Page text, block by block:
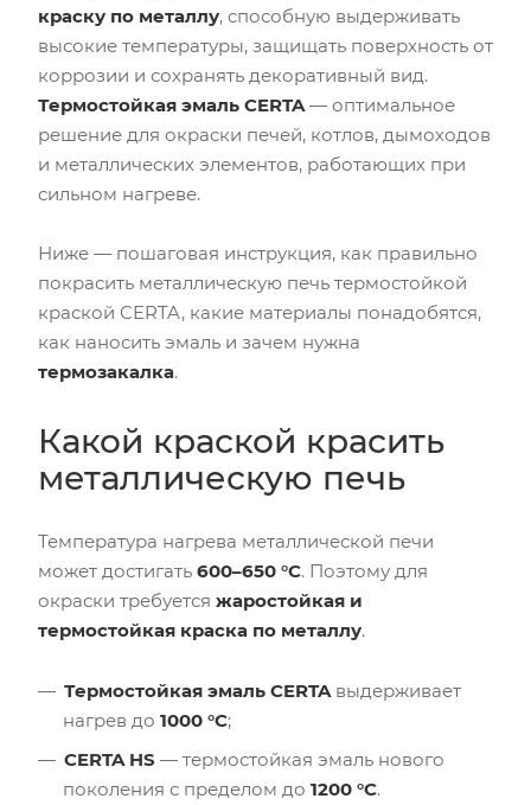
краску по металлу, способную выдерживать
высокие температуры, защищать поверхность от
коррозии и сохранять декоративный вид.
Термостойкая эмаль CERTA— оптимальное
решение для окраски печей, котлов, дымоходов
и металлических элементов, работающих при
сильном нагреве.
Ниже — пошаговая инструкция, как правильно
покрасить металлическую печь термостойкой
краской CERTA, какие материалы понадобятся,
как наносить эмаль и зачем нужна
термозакалка.
Какой краской красить
металлическую печь
Температура нагрева металлической печи
может достигать 600–650 °C. Поэтому для
окраски требуется жаростойкая и
термостойкая краска по металлу.
Термостойкая эмаль CERTAвыдерживает
нагрев до 1000 °C;
CERTA HS — термостойкая эмаль нового
поколения с пределом до 1200 °C.